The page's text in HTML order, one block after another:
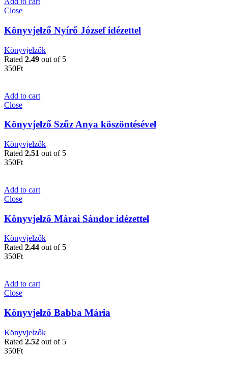
Close
Könyvjelző Nyírő József idézettel
Könyvjelzők
Rated 2.49 out of 5
350Ft
Add to cart
Close
Könyvjelző Szűz Anya köszöntésével
Könyvjelzők
Rated 2.51 out of 5
350Ft
Add to cart
Close
Könyvjelző Márai Sándor idézettel
Könyvjelzők
Rated 2.44 out of 5
350Ft
Add to cart
Close
Könyvjelző Babba Mária
Könyvjelzők
Rated 2.52 out of 5
350Ft